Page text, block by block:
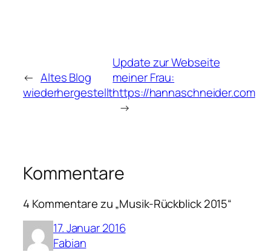
← Altes Blog
wiederhergestellt
Update zur Webseite
meiner Frau:
https://hannaschneider.com
→
Kommentare
4 Kommentare zu „Musik-Rückblick 2015“
17. Januar 2016
Fabian